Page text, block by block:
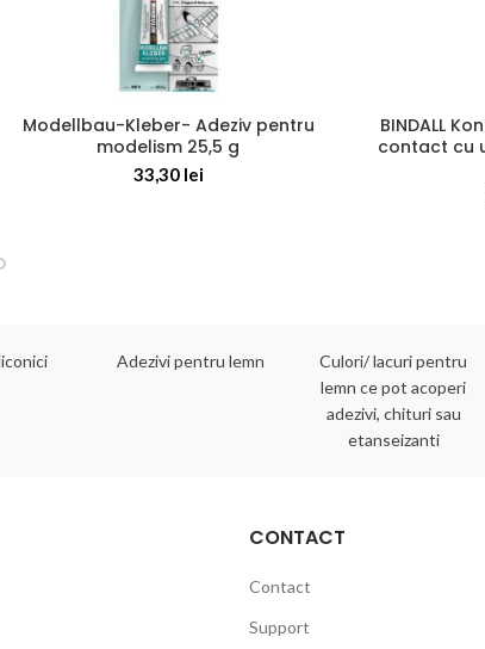
Modellbau-Kleber- Adeziv pentru
modelism 25,5 g
33,30 lei
BINDALL
contact cu
Adezivi pentru lemn
Culori/ lacuri pentru
lemn ce pot acoperi
adezivi, chituri sau
etanseizanti
CONTACT
Contact
Support